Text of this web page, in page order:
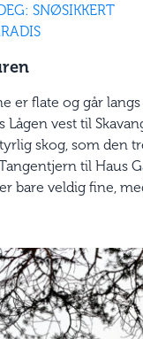
SNØSIKKERT
er flate og går
Lågen vest til
skog, som den
til Haus
bare veldig fine,